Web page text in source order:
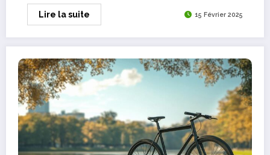
Lire la suite 15 Février 2025